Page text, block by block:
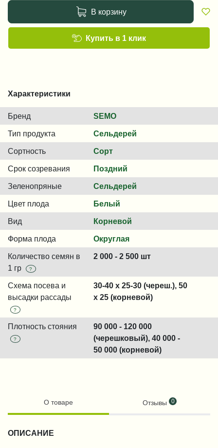
В корзину
Купить в 1 клик
Характеристики
Бренд SEMO
Тип продукта Сельдерей
Сортность Сорт
Срок созревания Поздний
Зеленопряные Сельдерей
Цвет плода Белый
Вид Корневой
Форма плода Округлая
Количество семян в
1 гр
?
2 000 - 2 500 шт
Схема посева и
высадки рассады
?
30-40 x 25-30 (череш.), 50
х 25 (корневой)
Плотность стояния
?
90 000 - 120 000
(черешковый), 40 000 -
50 000 (корневой)
О товаре Отзывы 0
ОПИСАНИЕ